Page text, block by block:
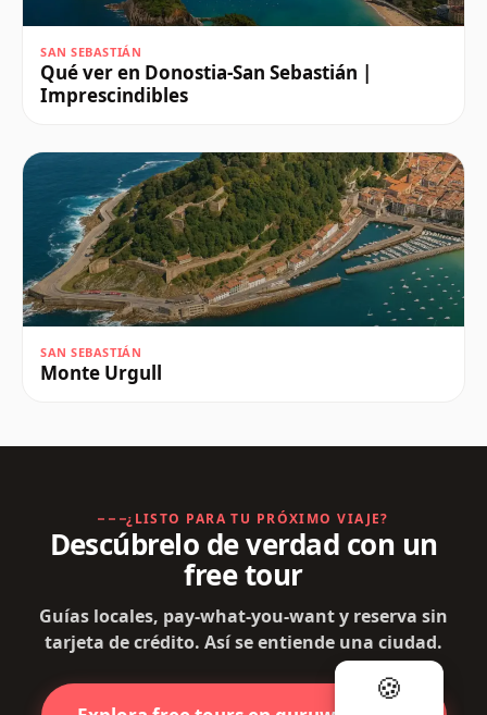
SAN SEBASTIÁN
Qué ver en Donostia-San Sebastián |
Imprescindibles
SAN SEBASTIÁN
Monte Urgull
¿LISTO PARA TU PRÓXIMO VIAJE?
Descúbrelo de verdad con un
free tour
Guías locales, pay-what-you-want y reserva sin
tarjeta de crédito. Así se entiende una ciudad.